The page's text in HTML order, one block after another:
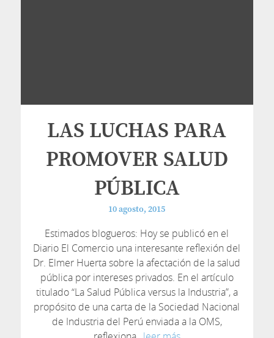
LAS LUCHAS PARA
PROMOVER SALUD
PÚBLICA
10 agosto, 2015
Estimados blogueros: Hoy se publicó en el
Diario El Comercio una interesante reflexión del
Dr. Elmer Huerta sobre la afectación de la salud
pública por intereses privados. En el artículo
titulado “La Salud Pública versus la Industria”, a
propósito de una carta de la Sociedad Nacional
de Industria del Perú enviada a la OMS,